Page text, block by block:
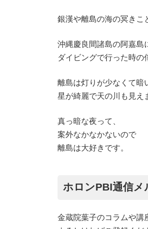
銀漢や離島の海の冥き
沖縄慶良間諸島の阿嘉島
ダイビングで行った時の
離島は灯りが少なくて暗
星が綺麗で天の川も見え
真っ暗な夜って、
案外なかなかないので
離島は大好きです。
ホロンPBI通信メ
金蔵院葉子のコラムや講